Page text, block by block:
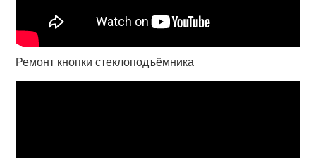
Ремонт кнопки стеклоподъёмника